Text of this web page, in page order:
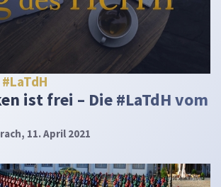
#LaTdH
ist frei – Die #LaTdH vom
, 11. April 2021